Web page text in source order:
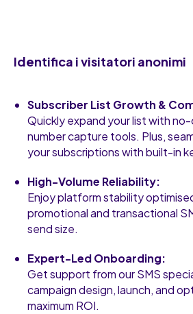
Identifica i visitatori anonimi
Subscriber List Growth &
Quickly expand your list with
number capture tools. Plus,
your subscriptions with built-in
High-Volume Reliability:
Enjoy platform stability
promotional and transactional
send size.
Expert-Led Onboarding:
Get support from our SMS
campaign design, launch, and
maximum ROI.